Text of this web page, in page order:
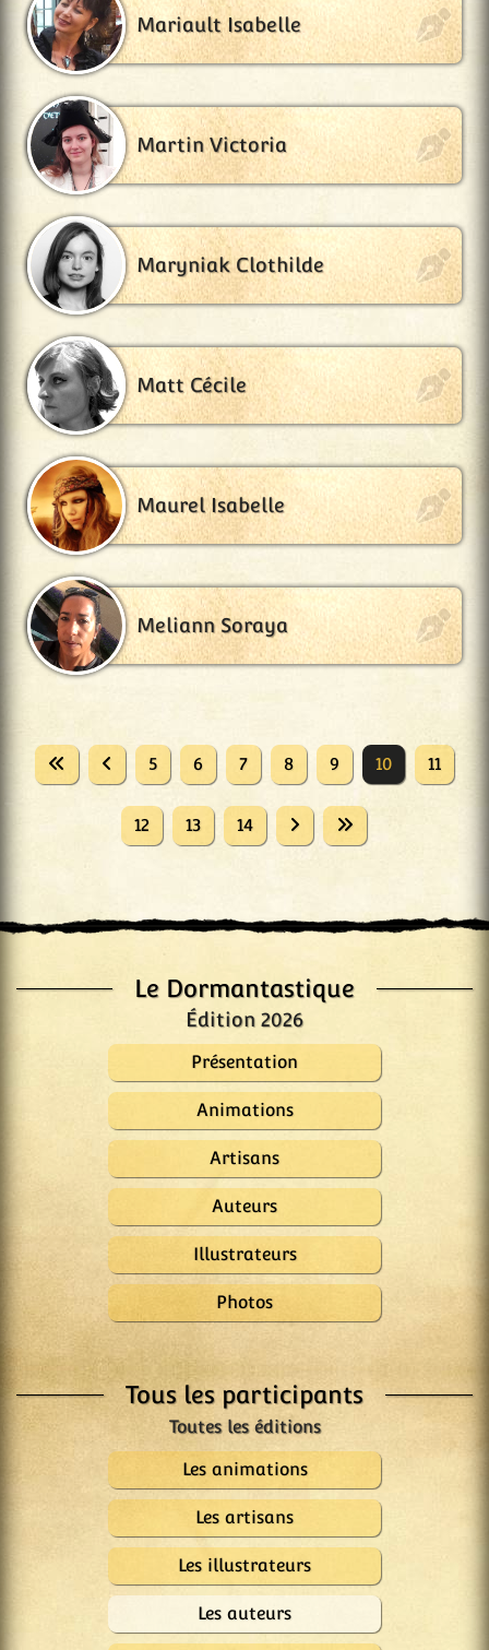
Le Dormantastique
Édition 2026
Présentation
Animations
Artisans
Auteurs
Illustrateurs
Photos
Tous les participants
Les animations
Les artisans
Les illustrateurs
Les auteurs
Mariault Isabelle
Martin Victoria
Maryniak Clothilde
Matt Cécile
Maurel Isabelle
Meliann Soraya
5 6 7 8 9 10 11
12 13 14